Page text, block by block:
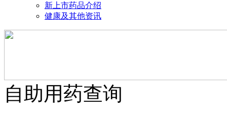
新上市药品介绍
健康及其他资讯
自助用药查询